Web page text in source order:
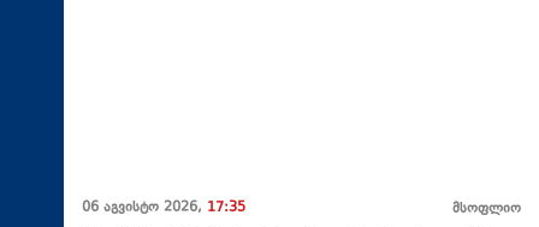
06 აგვისტო 2026, 17:35 მსოფლიო